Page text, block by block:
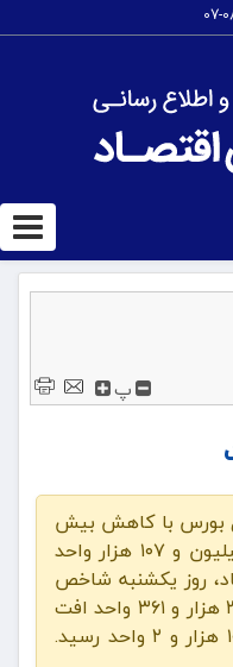
پ
بورس با کاهش بیش
از ۳۶ هزار واحد به رقم سه میلیون و ۱۰۷ هزار واحد
روز یکشنبه شاخص
کل بورس اوراق بهادار تهران ۳۶ هزار و ۳۶۱ واحد افت
کرد و به رقم سه میلیون و ۱۰۷ هزار و ۲ واحد رسید.